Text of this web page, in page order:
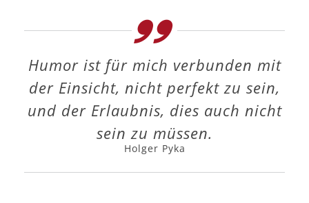
Humor ist für mich verbunden mit
der Einsicht, nicht perfekt zu sein,
und der Erlaubnis, dies auch nicht
sein zu müssen.
Holger Pyka